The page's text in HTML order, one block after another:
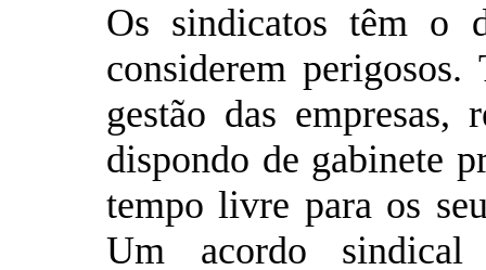
Os sindicatos têm o
considerem
gestão das empresas,
dispondo de gabinete
tempo livre para os
Um acordo